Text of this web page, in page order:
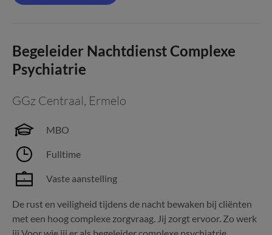
Begeleider Nachtdienst Complexe
Psychiatrie
GGz Centraal, Ermelo
MBO
Fulltime
Vaste aanstelling
De rust en veiligheid tijdens de nacht bewaken bij cliënten
met een hoog complexe zorgvraag. Jij zorgt ervoor. Zo werk